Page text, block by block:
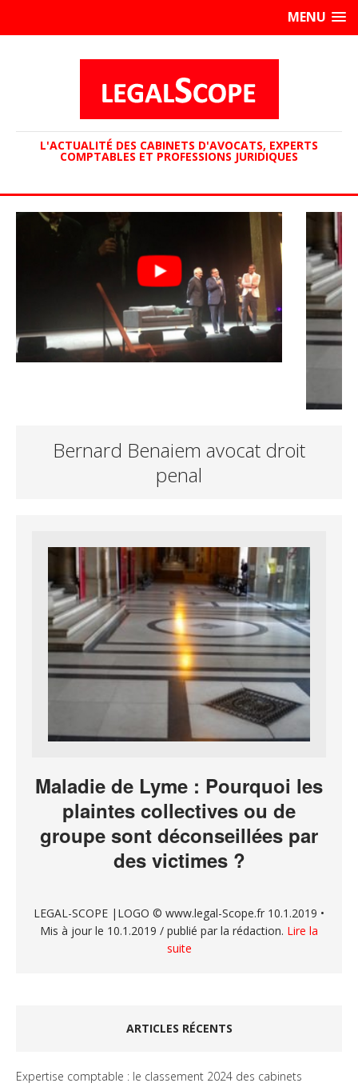
MENU
L'ACTUALITÉ DES CABINETS D'AVOCATS, EXPERTS
COMPTABLES ET PROFESSIONS JURIDIQUES
Bernard Benaiem avocat droit
penal
Maladie de Lyme : Pourquoi les
plaintes collectives ou de
groupe sont déconseillées par
des victimes ?
LEGAL-SCOPE |LOGO © www.legal-Scope.fr 10.1.2019 •
Mis à jour le 10.1.2019 / publié par la rédaction. Lire la
suite
ARTICLES RÉCENTS
Expertise comptable : le classement 2024 des cabinets